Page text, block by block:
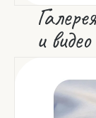
Галерея
и видео